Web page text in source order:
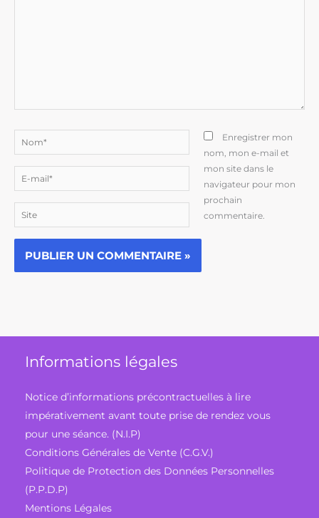
mail*
Enregistrer mon
nom, mon e-mail et
mon site dans le
navigateur pour mon
prochain
commentaire.
Informations légales
Notice d’informations précontractuelles à lire
impérativement avant toute prise de rendez vous
pour une séance. (N.I.P)
Conditions Générales de Vente (C.G.V.)
Politique de Protection des Données Personnelles
(P.P.D.P)
Mentions Légales